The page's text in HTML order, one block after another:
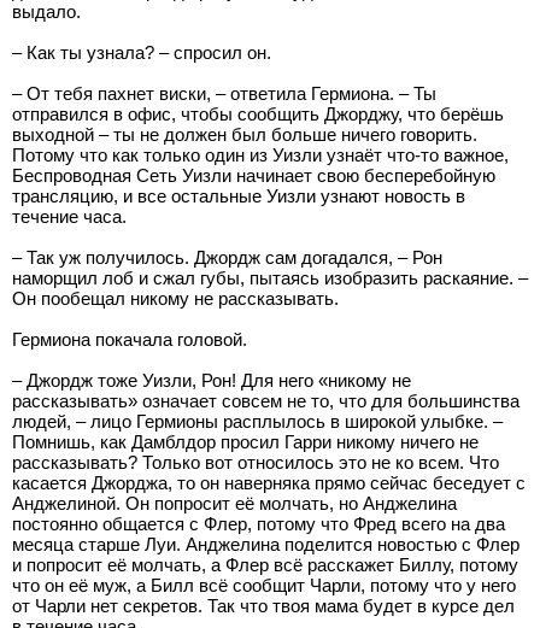
выдало.
– Как ты узнала? – спросил он.
– От тебя пахнет виски, – ответила Гермиона. – Ты
отправился в офис, чтобы сообщить Джорджу, что берёшь
выходной – ты не должен был больше ничего говорить.
Потому что как только один из Уизли узнаёт что-то важное,
Беспроводная Сеть Уизли начинает свою бесперебойную
трансляцию, и все остальные Уизли узнают новость в
течение часа.
– Так уж получилось. Джордж сам догадался, – Рон
наморщил лоб и сжал губы, пытаясь изобразить раскаяние. –
Он пообещал никому не рассказывать.
Гермиона покачала головой.
– Джордж тоже Уизли, Рон! Для него «никому не
рассказывать» означает совсем не то, что для большинства
людей, – лицо Гермионы расплылось в широкой улыбке. –
Помнишь, как Дамблдор просил Гарри никому ничего не
рассказывать? Только вот относилось это не ко всем. Что
касается Джорджа, то он наверняка прямо сейчас беседует с
Анджелиной. Он попросит её молчать, но Анджелина
постоянно общается с Флер, потому что Фред всего на два
месяца старше Луи. Анджелина поделится новостью с Флер
и попросит её молчать, а Флер всё расскажет Биллу, потому
что он её муж, а Билл всё сообщит Чарли, потому что у него
от Чарли нет секретов. Так что твоя мама будет в курсе дел